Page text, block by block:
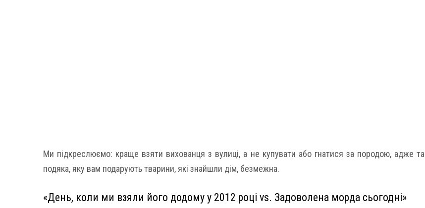
Ми підкреслюємо: краще взяти вихованця з вулиці, а не купувати або гнатися за породою, адже та
подяка, яку вам подарують тварини, які знайшли дім, безмежна.
«День, коли ми взяли його додому у 2012 році vs. Задоволена морда сьогодні»